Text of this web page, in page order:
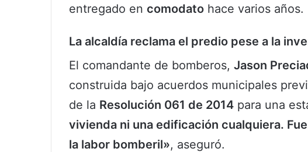
entregado en comodato hace varios años.
La alcaldía reclama el predio pese a la
El comandante de bomberos, Jason
construida bajo acuerdos municipales
de la Resolución 061 de 2014 para una
vivienda ni una edificación cualquiera.
la labor bomberil», aseguró.